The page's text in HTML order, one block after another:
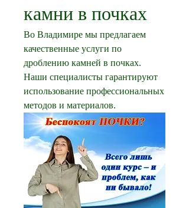
камни в почках
Во Владимире мы предлагаем
качественные услуги по
дроблению камней в почках.
Наши специалисты гарантируют
использование профессиональных
методов и материалов.